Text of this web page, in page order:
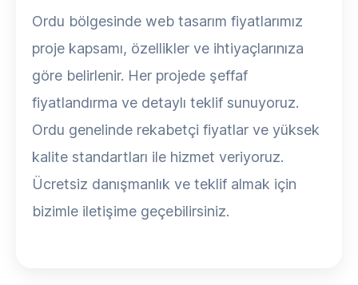
Ordu bölgesinde web tasarım fiyatlarımız
proje kapsamı, özellikler ve ihtiyaçlarınıza
göre belirlenir. Her projede şeffaf
fiyatlandırma ve detaylı teklif sunuyoruz.
Ordu genelinde rekabetçi fiyatlar ve yüksek
kalite standartları ile hizmet veriyoruz.
Ücretsiz danışmanlık ve teklif almak için
bizimle iletişime geçebilirsiniz.